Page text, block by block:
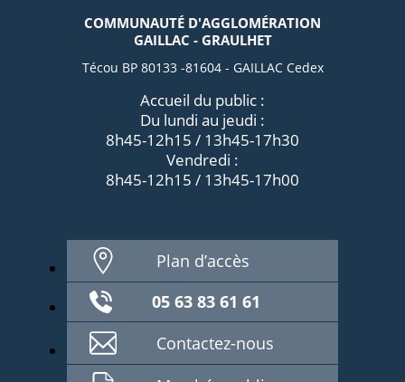
COMMUNAUTÉ D'AGGLOMÉRATION
GAILLAC - GRAULHET
Técou BP 80133 -81604 - GAILLAC Cedex
Accueil du public :
Du lundi au jeudi :
8h45-12h15 / 13h45-17h30
Vendredi :
8h45-12h15 / 13h45-17h00
Plan d’accès
05 63 83 61 61
Contactez-nous